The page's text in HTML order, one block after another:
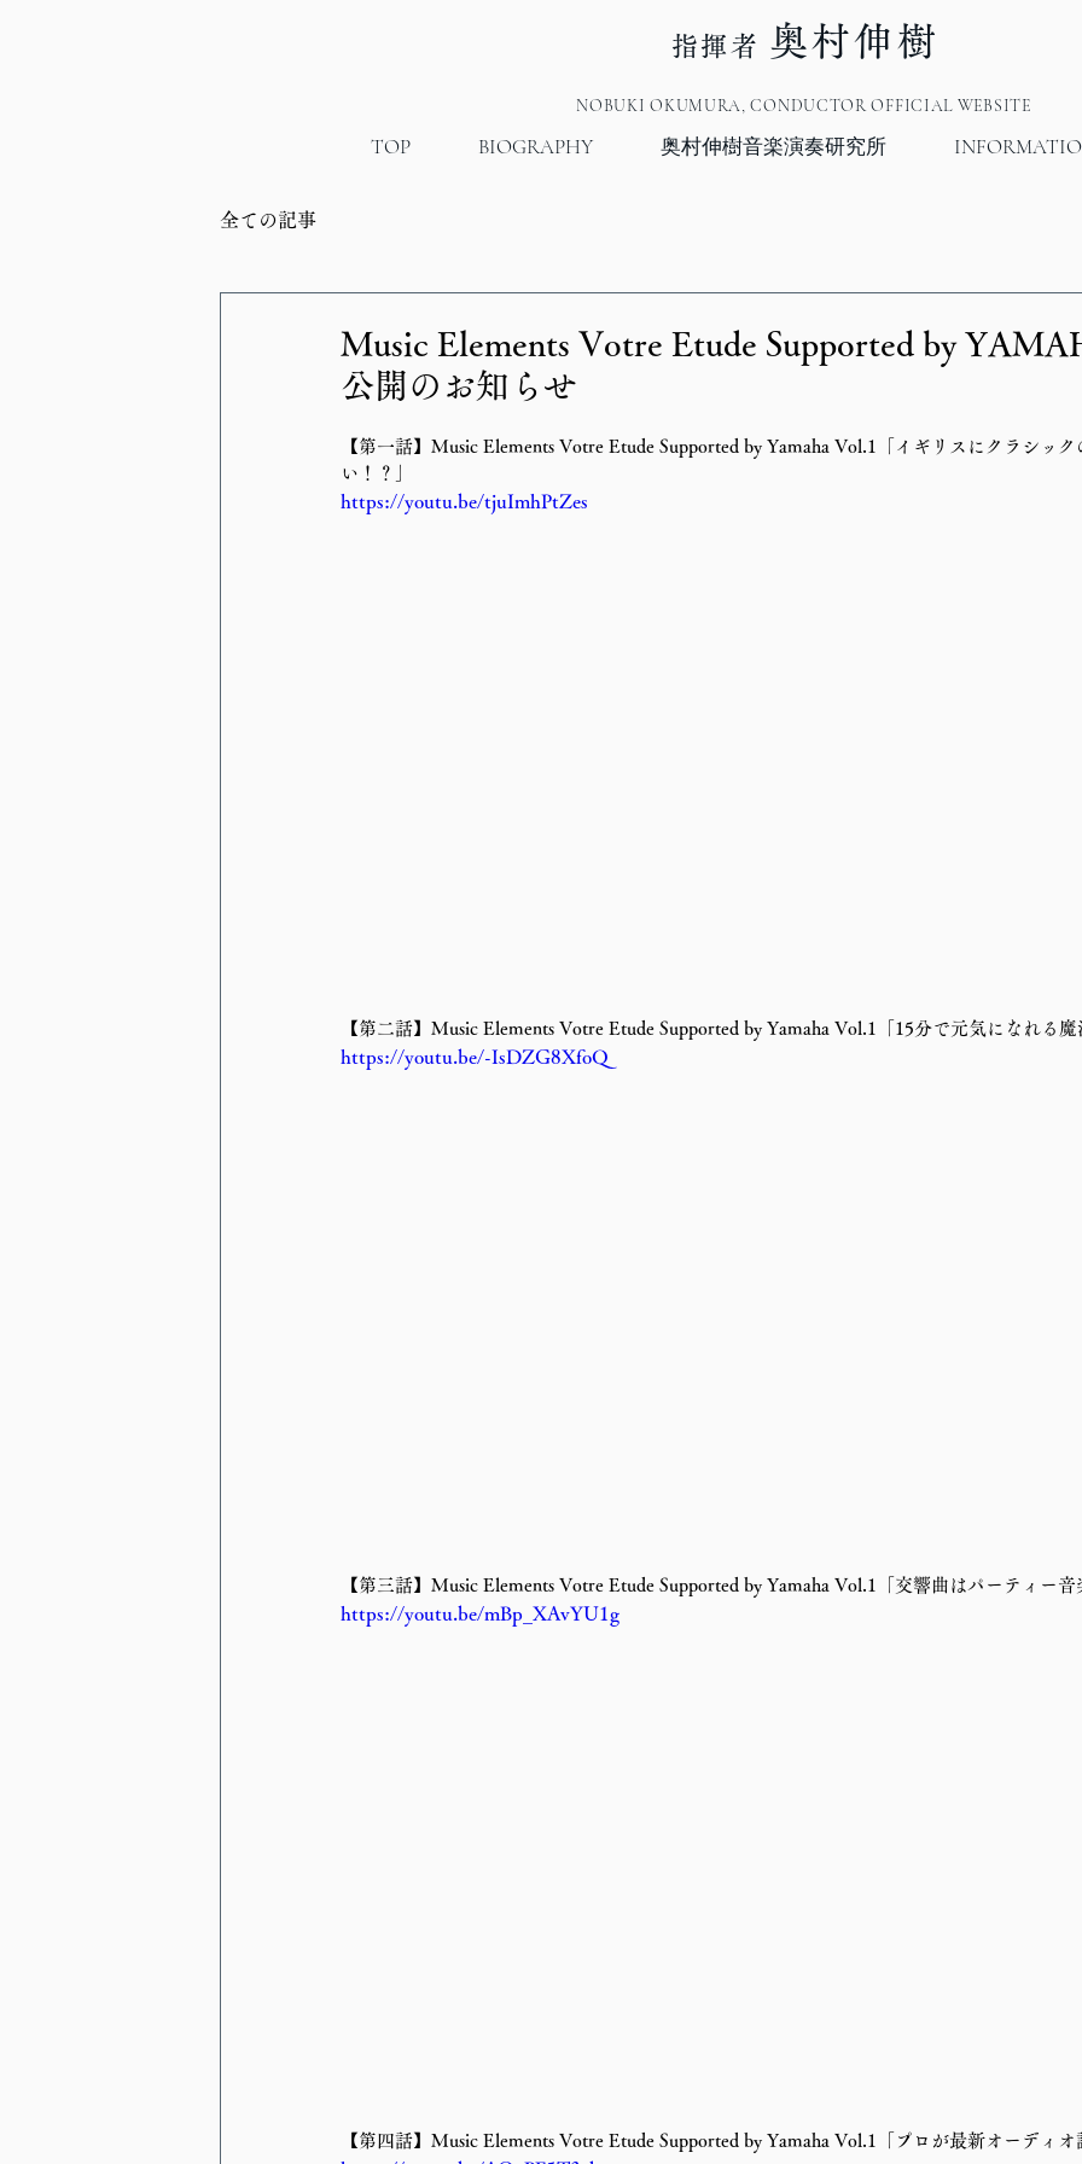
指揮者 奥村伸樹
NOBUKI OKUMURA, CONDUCTOR OFFICIAL WEBSITE
TOP BIOGRAPHY 奥村伸樹音楽演奏研究所
全ての記事
Music Elements Votre Etude Supported by
公開のお知らせ
【第一話】Music Elements Votre Etude Supported by Yamaha Vol.1「イギリスにクラシッ
い！？」
https://youtu.be/tjuImhPtZes
【第二話】Music Elements Votre Etude Supported by Yamaha Vol.1「15分で元気になれる魔
https://youtu.be/-IsDZG8XfoQ
【第三話】Music Elements Votre Etude Supported by Yamaha Vol.1「交響曲はパーティー音
https://youtu.be/mBp_XAvYU1g
【第四話】Music Elements Votre Etude Supported by Yamaha Vol.1「プロが最新オーディオ